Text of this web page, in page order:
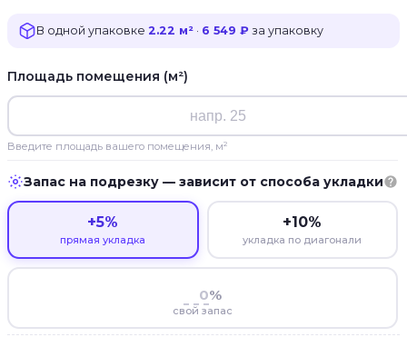
В одной упаковке 2.22 м² · 6 549 ₽ за упаковку
Площадь помещения (м²)
Введите площадь вашего помещения, м²
Запас на подрезку — зависит от способа укладки
+5%
прямая укладка
+10%
укладка по диагонали
%
свой запас